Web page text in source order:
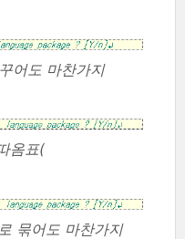
어도 마찬가지
옴표(
묶어도 마찬가지